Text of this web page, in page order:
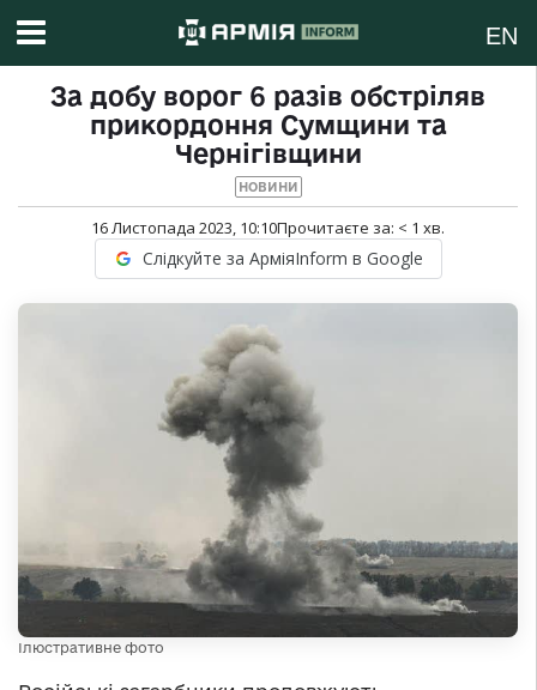
EN
За добу ворог 6 разів обстріляв
прикордоння Сумщини та
Чернігівщини
НОВИНИ
16 Листопада 2023, 10:10Прочитаєте за: < 1 хв.
Слідкуйте за АрміяInform в Google
Ілюстративне фото